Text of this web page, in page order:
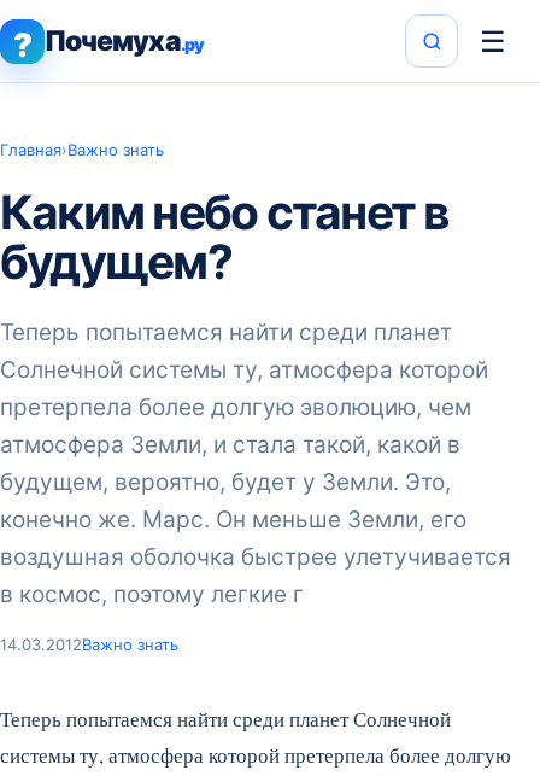
? Почемуха.ру ☰
Главная›Важно знать
Каким небо станет в
будущем?
Теперь попытаемся найти среди планет
Солнечной системы ту, атмосфера которой
претерпела более долгую эволюцию, чем
атмосфера Земли, и стала такой, какой в
будущем, вероятно, будет у Земли. Это,
конечно же. Марс. Он меньше Земли, его
воздушная оболочка быстрее улетучивается
в космос, поэтому легкие г
14.03.2012Важно знать
Теперь попытаемся найти среди планет Солнечной
системы ту, атмосфера которой претерпела более долгую